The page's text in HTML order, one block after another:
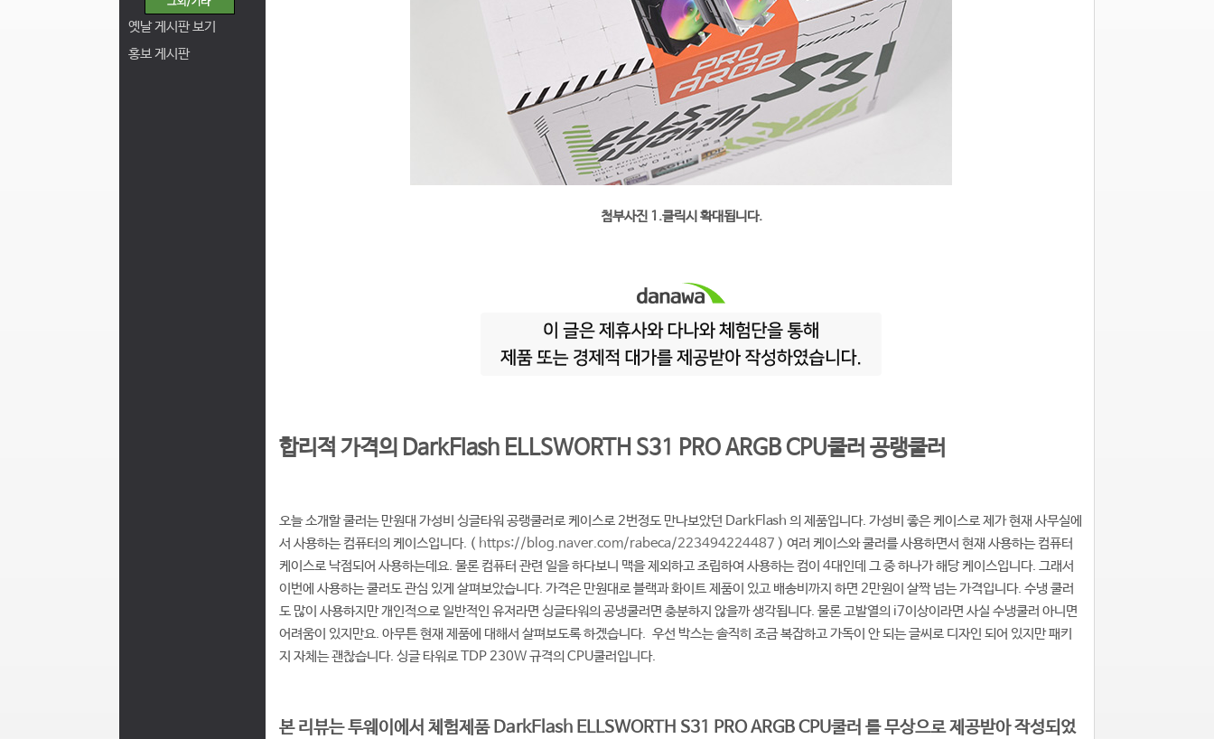
옛날 게시판 보기
홍보 게시판
첨부사진 1.클릭시 확대됩니다.
합리적 가격의 DarkFlash ELLSWORTH S31 PRO ARGB CPU쿨러 공랭쿨러
오늘 소개할 쿨러는 만원대 가성비 싱글타워 공랭쿨러로 케이스로 2번정도 만나보았던 DarkFlash 의 제품입니다. 가성비 좋은 케이스로 제가 현재 사무실에
서 사용하는 컴퓨터의 케이스입니다. ( https://blog.naver.com/rabeca/223494224487 ) 여러 케이스와 쿨러를 사용하면서 현재 사용하는 컴퓨터
케이스로 낙점되어 사용하는데요. 물론 컴퓨터 관련 일을 하다보니 맥을 제외하고 조립하여 사용하는 컴이 4대인데 그 중 하나가 해당 케이스입니다. 그래서
이번에 사용하는 쿨러도 관심 있게 살펴보았습니다. 가격은 만원대로 블랙과 화이트 제품이 있고 배송비까지 하면 2만원이 살짝 넘는 가격입니다. 수냉 쿨러
도 많이 사용하지만 개인적으로 일반적인 유저라면 싱글타워의 공냉쿨러면 충분하지 않을까 생각됩니다. 물론 고발열의 i7이상이라면 사실 수냉쿨러 아니면
어려움이 있지만요. 아무튼 현재 제품에 대해서 살펴보도록 하겠습니다. 우선 박스는 솔직히 조금 복잡하고 가독이 안 되는 글씨로 디자인 되어 있지만 패키
지 자체는 괜찮습니다. 싱글 타워로 TDP 230W 규격의 CPU쿨러입니다.
본 리뷰는 투웨이에서 체험제품 DarkFlash ELLSWORTH S31 PRO ARGB CPU쿨러 를 무상으로 제공받아 작성되었